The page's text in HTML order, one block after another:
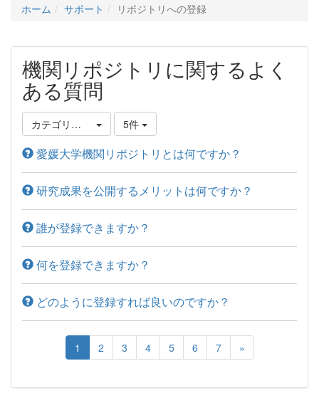
ホーム サポート リポジトリへの登録
機関リポジトリに関するよく
ある質問
カテゴリ選択 5件
愛媛大学機関リポジトリとは何ですか？
研究成果を公開するメリットは何ですか？
誰が登録できますか？
何を登録できますか？
どのように登録すれば良いのですか？
1 2 3 4 5 6 7 »